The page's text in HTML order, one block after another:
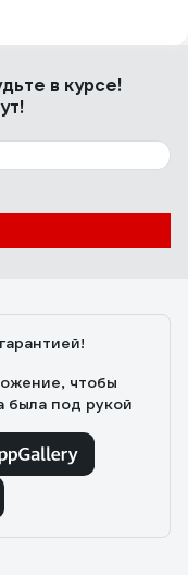
в курсе!
чтобы
была под рукой